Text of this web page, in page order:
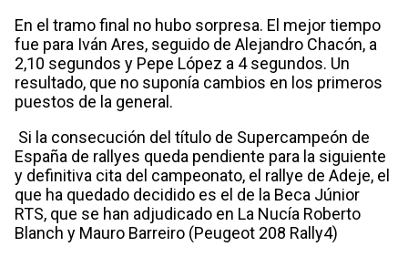
En el tramo final no hubo sorpresa. El mejor tiempo
fue para Iván Ares, seguido de Alejandro Chacón, a
2,10 segundos y Pepe López a 4 segundos. Un
resultado, que no suponía cambios en los primeros
puestos de la general.
Si la consecución del título de Supercampeón de
España de rallyes queda pendiente para la siguiente
y definitiva cita del campeonato, el rallye de Adeje, el
que ha quedado decidido es el de la Beca Júnior
RTS, que se han adjudicado en La Nucía Roberto
Blanch y Mauro Barreiro (Peugeot 208 Rally4)